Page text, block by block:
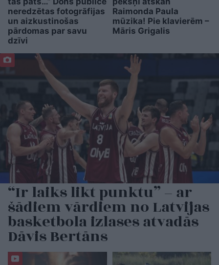
neredzētas fotogrāfijas
un aizkustinošas
pārdomas par savu
dzīvi
Raimonda Paula
mūzika! Pie klavierēm –
Māris Grigalis
“Ir laiks likt punktu” – ar
šādiem vārdiem no Latvijas
basketbola izlases atvadās
Dāvis Bertāns